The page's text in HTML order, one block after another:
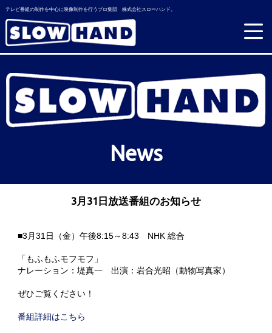
テレビ番組の制作を中心に映像制作を行うプロ集団 株式会社スローハンド。
News
3月31日放送番組のお知らせ
■3月31日（金）午後8:15～8:43 NHK 総合
「もふもふモフモフ」
ナレーション：堤真一 出演：岩合光昭（動物写真家）
ぜひご覧ください！
番組詳細はこちら